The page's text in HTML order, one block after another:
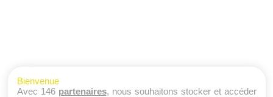
Bienvenue
Avec 146 partenaires, nous souhaitons stocker et accéder